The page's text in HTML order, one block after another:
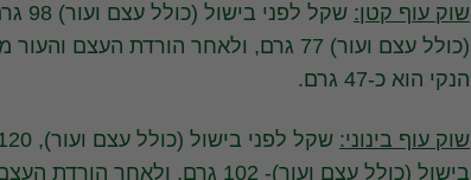
שוק עוף קטן:
שקל
(כולל עצם ועור) 77 גרם, ולאחר הורדת העצם
הנקי הוא כ-47 גרם.
שוק עוף בינוני:
בישול (כולל עצם ועור)- 102 גרם, ולאחר